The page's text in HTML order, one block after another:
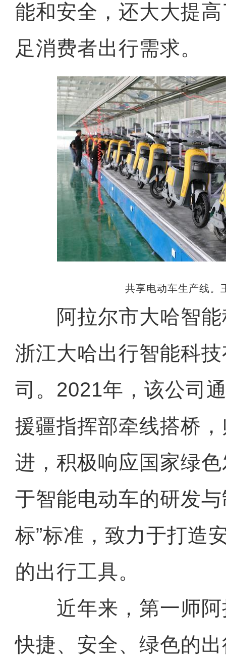
能和安全，还大大提
足消费者出行需求。
共享电动车生产线。
阿拉尔市大哈智能
浙江大哈出行智能科
司。2021年，该公司
援疆指挥部牵线搭桥
进，积极响应国家绿
于智能电动车的研发
标”标准，致力于打造
的出行工具。
近年来，第一师阿
快捷、安全、绿色的